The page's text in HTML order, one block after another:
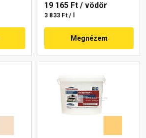
19 165 Ft / vödör
3 833 Ft / l
Megnézem